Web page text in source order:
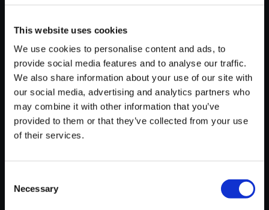
This website uses cookies
We use cookies to personalise content and ads, to
provide social media features and to analyse our traffic.
We also share information about your use of our site with
our social media, advertising and analytics partners who
may combine it with other information that you’ve
provided to them or that they’ve collected from your use
of their services.
Selection
Necessary
【単曲】BIOHAZARD 6 Best Tr
ack Collection Results (Leon)
150円
7ポイント付与